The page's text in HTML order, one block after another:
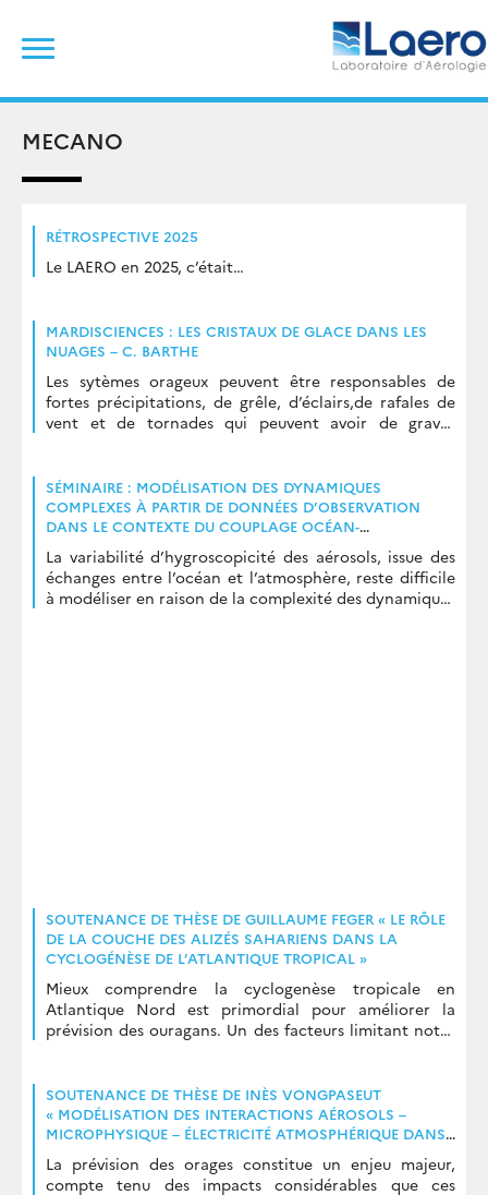
content
MECANO
RÉTROSPECTIVE 2025
Le LAERO en 2025, c’était…
MARDISCIENCES : LES CRISTAUX DE GLACE DANS LES
NUAGES – C. BARTHE
Les sytèmes orageux peuvent être responsables de
fortes précipitations, de grêle, d’éclairs,de rafales de
vent et de tornades qui peuvent avoir de graves
SÉMINAIRE : MODÉLISATION DES DYNAMIQUES
COMPLEXES À PARTIR DE DONNÉES D’OBSERVATION
DANS LE CONTEXTE DU COUPLAGE OCÉAN-
La variabilité d’hygroscopicité des aérosols, issue des
échanges entre l’océan et l’atmosphère, reste difficile
à modéliser en raison de la complexité des dynamiques
SOUTENANCE DE THÈSE DE GUILLAUME FEGER « LE RÔLE
DE LA COUCHE DES ALIZÉS SAHARIENS DANS LA
CYCLOGÉNÈSE DE L’ATLANTIQUE TROPICAL »
Mieux comprendre la cyclogenèse tropicale en
Atlantique Nord est primordial pour améliorer la
prévision des ouragans. Un des facteurs limitant notre
SOUTENANCE DE THÈSE DE INÈS VONGPASEUT
« MODÉLISATION DES INTERACTIONS AÉROSOLS –
MICROPHYSIQUE – ÉLECTRICITÉ ATMOSPHÉRIQUE DANS
La prévision des orages constitue un enjeu majeur,
compte tenu des impacts considérables que ces